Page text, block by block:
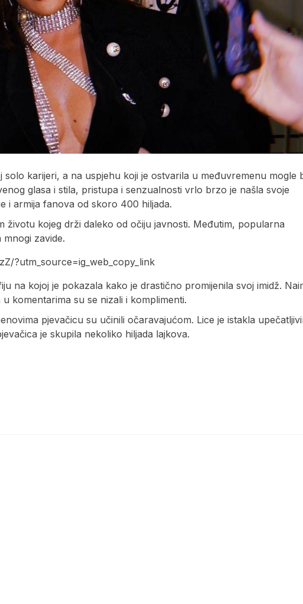
karijeri, a na uspjehu koji je ostvarila u međuvremenu mogle
glasa i stila, pristupa i senzualnosti vrlo brzo je našla svoje
i armija fanova od skoro 400 hiljada.
životu kojeg drži daleko od očiju javnosti. Međutim, popularna
zavide.
?utm_source=ig_web_copy_link
na kojoj je pokazala kako je drastično promijenila svoj imidž.
komentarima su se nizali i komplimenti.
pjevačicu su učinili očaravajućom. Lice je istakla
je skupila nekoliko hiljada lajkova.